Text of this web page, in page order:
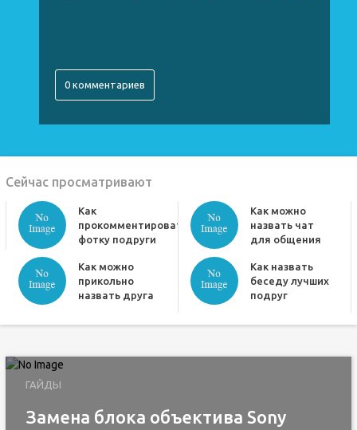
0 комментариев
Сейчас просматривают
Как
прокомментировать
фотку подруги
Как можно
назвать чат
для общения
Как можно
прикольно
назвать друга
Как назвать
беседу лучших
подруг
ГАЙДЫ
Замена блока объектива Sony